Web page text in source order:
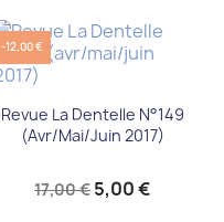
Revue La Dentelle N°149
(avr/mai/juin 2017)
17,00 € 5,00 €
-12,00 €